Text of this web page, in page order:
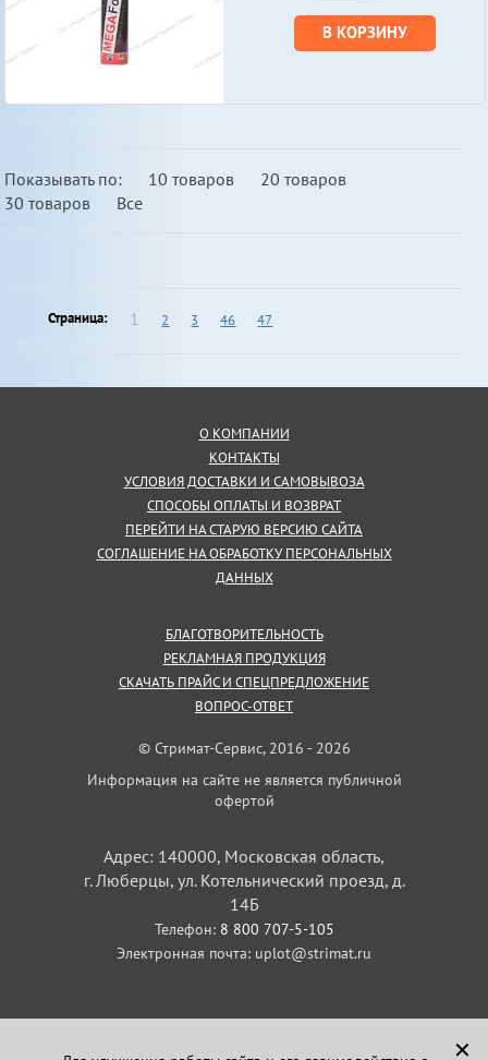
В КОРЗИНУ
Показывать по: 10 товаров
20 товаров
30 товаров
Все
Страница: 1 2 3 46 47
О КОМПАНИИ
КОНТАКТЫ
УСЛОВИЯ ДОСТАВКИ И САМОВЫВОЗА
СПОСОБЫ ОПЛАТЫ И ВОЗВРАТ
ПЕРЕЙТИ НА СТАРУЮ ВЕРСИЮ САЙТА
СОГЛАШЕНИЕ НА ОБРАБОТКУ ПЕРСОНАЛЬНЫХ
ДАННЫХ
БЛАГОТВОРИТЕЛЬНОСТЬ
РЕКЛАМНАЯ ПРОДУКЦИЯ
СКАЧАТЬ ПРАЙС И СПЕЦПРЕДЛОЖЕНИЕ
ВОПРОС-ОТВЕТ
© Стримат-Сервис, 2016 - 2026
Информация на сайте не является публичной
офертой
Адрес: 140000, Московская область,
г. Люберцы, ул. Котельнический проезд, д.
14Б
Телефон: 8 800 707-5-105
Электронная почта: uplot@strimat.ru
✕